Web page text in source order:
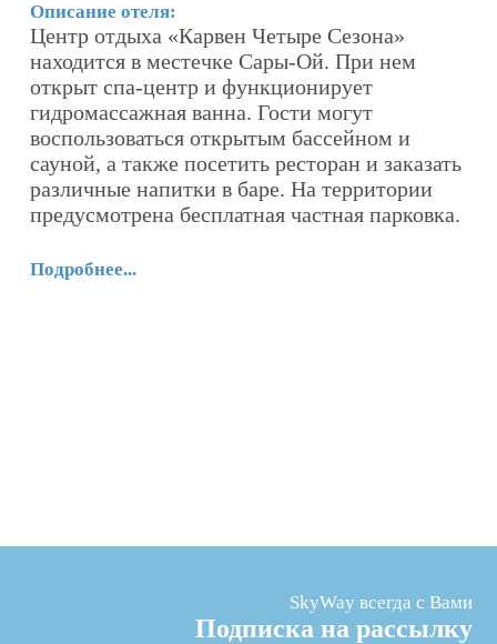
Описание отеля:
Центр отдыха «Карвен Четыре Сезона»
находится в местечке Сары-Ой. При нем
открыт спа-центр и функционирует
гидромассажная ванна. Гости могут
воспользоваться открытым бассейном и
сауной, а также посетить ресторан и заказать
различные напитки в баре. На территории
предусмотрена бесплатная частная парковка.
Подробнее...
SkyWay всегда с Вами
Подписка на рассылку